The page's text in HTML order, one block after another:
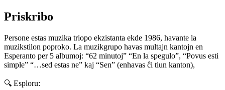
Priskribo
Persone estas muzika triopo ekzistanta ekde 1986, havante la
muzikstilon poproko. La muzikgrupo havas multajn kantojn en
Esperanto per 5 albumoj: “62 minutoj” “En la spegulo”, “Povus esti
simple” “…sed estas ne” kaj “Sen” (enhavas ĉi tiun kanton),
🔍 Esploru: